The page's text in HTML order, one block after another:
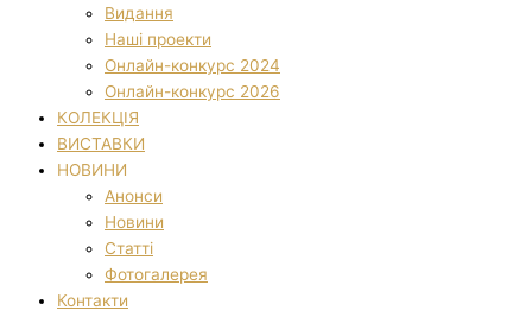
Видання
Наші проекти
Онлайн-конкурс 2024
Онлайн-конкурс 2026
КОЛЕКЦІЯ
ВИСТАВКИ
НОВИНИ
Анонси
Новини
Статті
Фотогалерея
Контакти